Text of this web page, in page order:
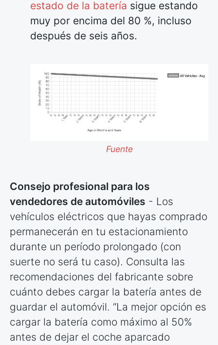
estado de la batería sigue estando
muy por encima del 80 %, incluso
después de seis años.
Fuente
Consejo profesional para los
vendedores de automóviles - Los
vehículos eléctricos que hayas comprado
permanecerán en tu estacionamiento
durante un período prolongado (con
suerte no será tu caso). Consulta las
recomendaciones del fabricante sobre
cuánto debes cargar la batería antes de
guardar el automóvil. “La mejor opción es
cargar la batería como máximo al 50%
antes de dejar el coche aparcado